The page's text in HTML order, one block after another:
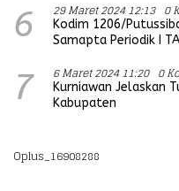
6 29 Maret 2024 12:13 0
Kodim 1206/
Samapta Periodik I
7 6 Maret 2024 11:20 0
Kurniawan Jelaskan
Kabupaten
Oplus_16908288